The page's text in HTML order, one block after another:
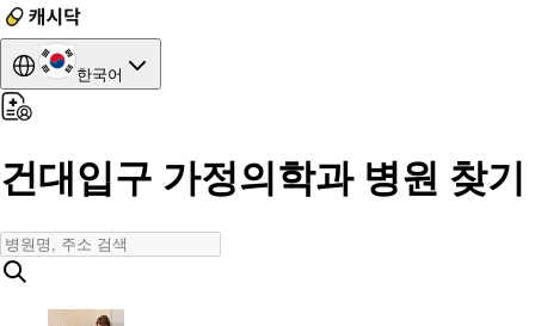
한국어
건대입구 가정의학과 병원 찾기